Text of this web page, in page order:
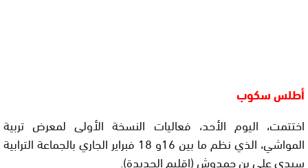
أطلس سكوب
اختتمت، اليوم الأحد، فعاليات النسخة الأولى لمعرض تربية
المواشي، الذي نظم ما بين 16و 18 فبراير الجاري بالجماعة الترابية
سيدي علي بن حمدوش (إقليم الجديدة).